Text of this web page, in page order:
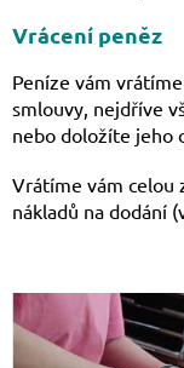
Vrácení peněz
Peníze vám
smlouvy, nejdříve
nebo doložíte jeho
Vrátíme vám celou
nákladů na dodání